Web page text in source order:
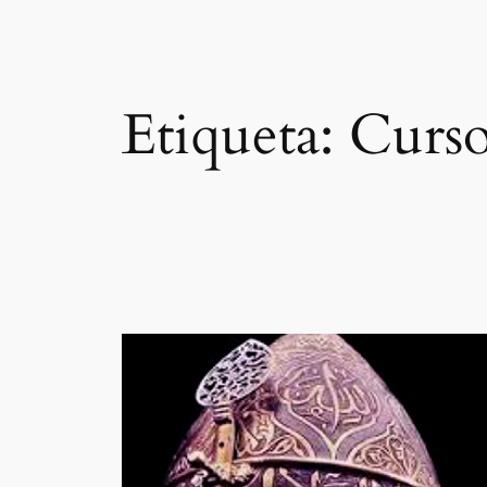
Etiqueta: